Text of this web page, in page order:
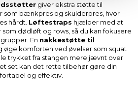
giver ekstra støtte til
som bænkpres og skulderpres, hvor
hårdt. Løftestraps hjælper med at
dødløft og rows, så du kan fokusere
En nakkestøtte til
øge komforten ved øvelser som squat
trykket fra stangen mere jævnt over
set kan det rette tilbehør gøre din
og effektiv.